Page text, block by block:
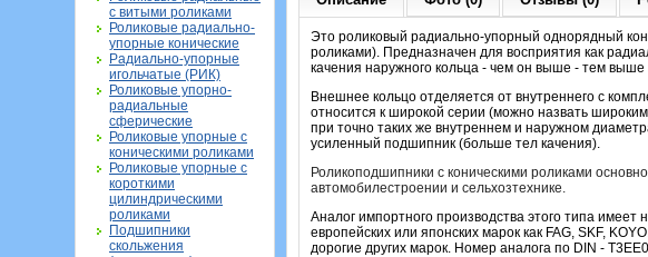
с витыми роликами
Роликовые радиально-
упорные конические
Радиально-упорные
игольчатые (РИК)
Роликовые упорно-
радиальные
сферические
Роликовые упорные с
коническими роликами
Роликовые упорные с
короткими
цилиндрическими
роликами
Подшипники
скольжения
Это роликовый радиально-упорный однорядный
роликами). Предназначен для восприятия как
качения наружного кольца - чем он выше - тем
Внешнее кольцо отделяется от внутреннего с
относится к широкой серии (можно назвать
при точно таких же внутреннем и наружном
усиленный подшипник (больше тел качения).
Роликоподшипники с коническими роликами
автомобилестроении и сельхозтехнике.
Аналог импортного производства этого типа имеет
европейских или японских марок как FAG, SKF,
дорогие других марок. Номер аналога по DIN -